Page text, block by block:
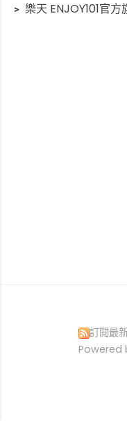
﹥ 樂天 ENJOY101官方
訂閱最
Powered